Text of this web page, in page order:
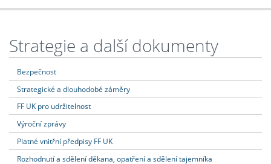
Strategie a další dokumenty
Bezpečnost
Strategické a dlouhodobé záměry
FF UK pro udržitelnost
Výroční zprávy
Platné vnitřní předpisy FF UK
Rozhodnutí a sdělení děkana, opatření a sdělení tajemníka